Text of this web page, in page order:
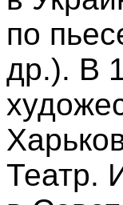
по
др.). В
Театр.